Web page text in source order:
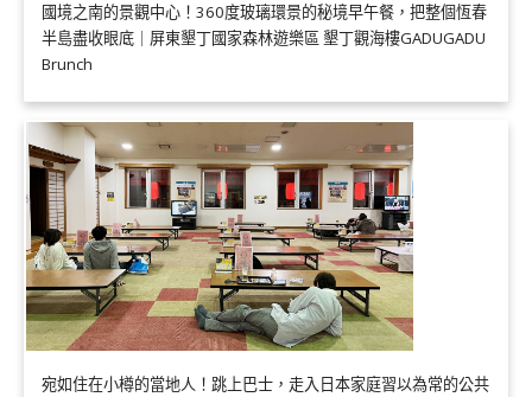
國境之南的景觀中心！360度玻璃環景的秘境早午餐，把整個恆春
半島盡收眼底｜屏東墾丁國家森林遊樂區 墾丁觀海樓GADUGADU
Brunch
宛如住在小樽的當地人！跳上巴士，走入日本家庭習以為常的公共